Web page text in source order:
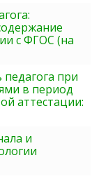
с ФГОС (на
педагога при
в период
аттестации:
и